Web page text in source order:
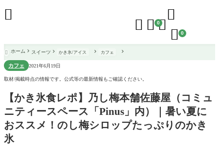
  0

 0

 ホーム スイーツ かき氷/アイス カフェ
カフェ 2021年6月19日
取材/掲載時点の情報です。公式等の最新情報もご確認ください。
【かき氷食レポ】乃し梅本舗佐藤屋（コミュ
ニティースペース「Pinus」内）｜暑い夏に
おススメ！のし梅シロップたっぷりのかき
氷